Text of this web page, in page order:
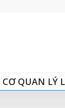
CƠ QUAN LÝ